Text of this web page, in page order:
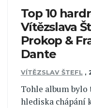
Top 10
Vítězslava
Prokop &
Dante
VÍTĚZSLAV ŠTEFL ,
Tohle album bylo
hlediska chápání